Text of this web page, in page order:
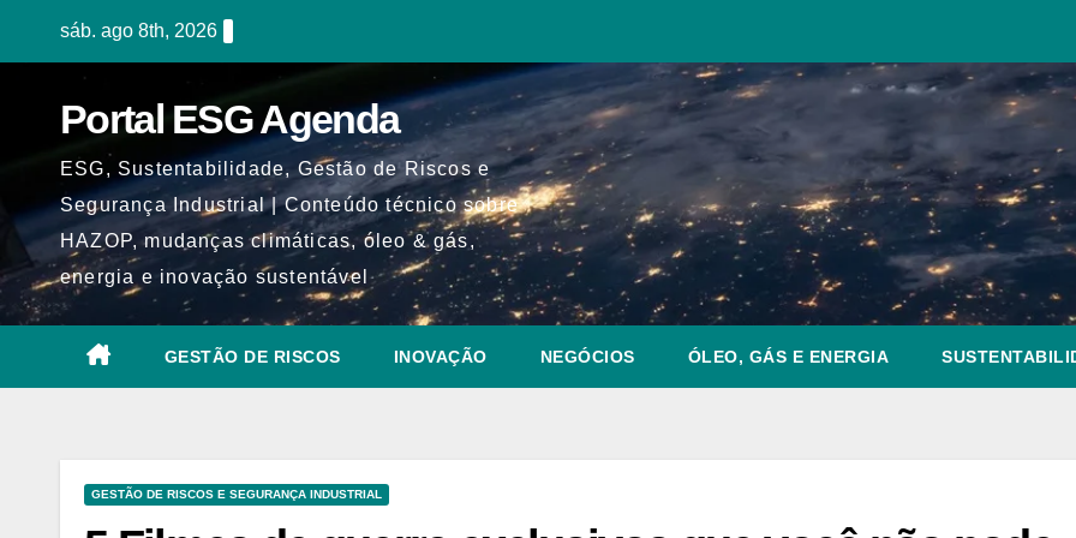
sáb. ago 8th, 2026
Portal ESG Agenda
ESG, Sustentabilidade, Gestão de Riscos e
Segurança Industrial | Conteúdo técnico sobre
HAZOP, mudanças climáticas, óleo & gás,
energia e inovação sustentável
GESTÃO DE RISCOS INOVAÇÃO NEGÓCIOS ÓLEO, GÁS E ENERGIA
GESTÃO DE RISCOS E SEGURANÇA INDUSTRIAL